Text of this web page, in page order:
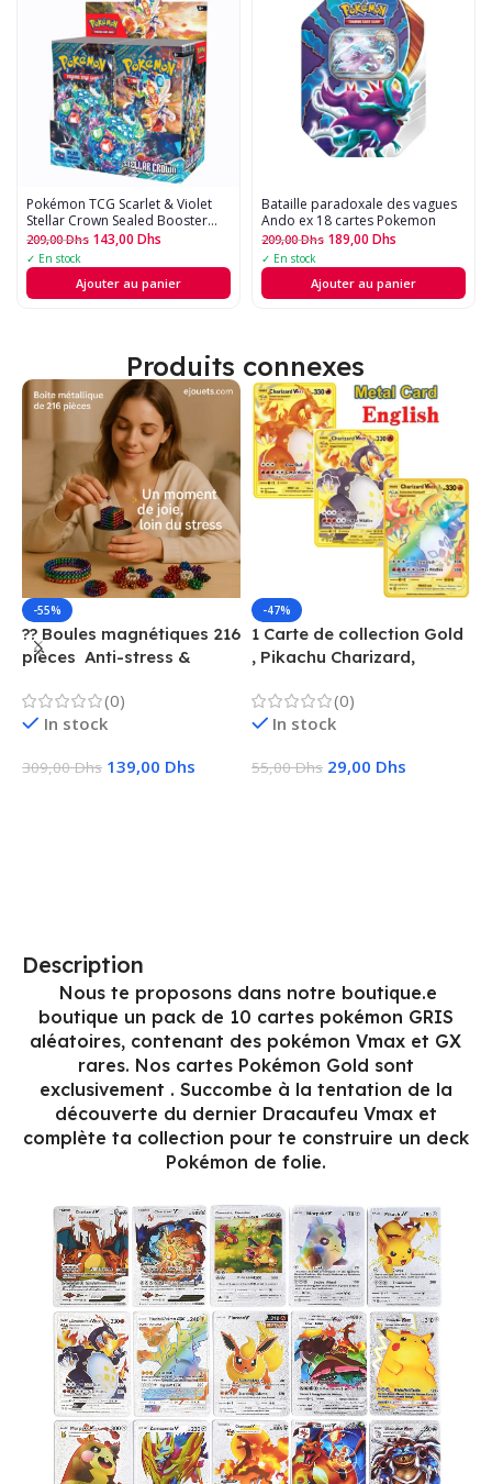
Pokémon TCG Scarlet & Violet
Stellar Crown Sealed Booster
Box (36 boosters)
209,00Dhs 143,00 Dhs
✓ En stock
Ajouter au panier
Bataille paradoxale des vagues
Ando ex 18 cartes Pokemon
209,00Dhs 189,00 Dhs
✓ En stock
Ajouter au panier
Produits connexes
-55%
?? Boules magnétiques 216
pièces  Anti-stress &
(0)
In stock
309,00Dhs 139,00 Dhs
-47%
1 Carte de collection Gold
, Pikachu Charizard,
(0)
In stock
55,00Dhs 29,00 Dhs
Description
Nous te proposons dans notre boutique.e
boutique un pack de 10 cartes pokémon GRIS
aléatoires, contenant des pokémon Vmax et GX
rares. Nos cartes Pokémon Gold sont
exclusivement . Succombe à la tentation de la
découverte du dernier Dracaufeu Vmax et
complète ta collection pour te construire un deck
Pokémon de folie.